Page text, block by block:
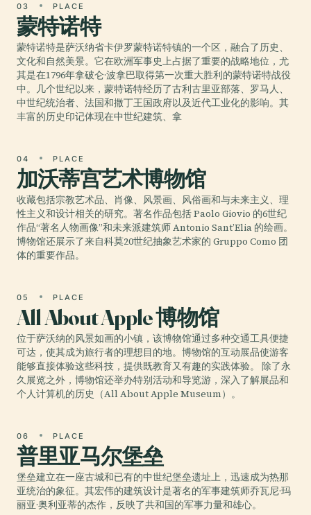
03 PLACE
蒙特诺特
蒙特诺特是萨沃纳省卡伊罗蒙特诺特镇的一个区，融合了历史、
文化和自然美景。它在欧洲军事史上占据了重要的战略地位，尤
其是在1796年拿破仑·波拿巴取得第一次重大胜利的蒙特诺特战役
中。几个世纪以来，蒙特诺特经历了古利古里亚部落、罗马人、
中世纪统治者、法国和撒丁王国政府以及近代工业化的影响。其
丰富的历史印记体现在中世纪建筑、拿
04 PLACE
加沃蒂宫艺术博物馆
收藏包括宗教艺术品、肖像、风景画、风俗画和与未来主义、理
性主义和设计相关的研究。著名作品包括 Paolo Giovio 的6世纪
作品“著名人物画像”和未来派建筑师 Antonio Sant’Elia 的绘画。
博物馆还展示了来自科莫20世纪抽象艺术家的 Gruppo Como 团
体的重要作品。
05 PLACE
All About Apple 博物馆
位于萨沃纳的风景如画的小镇，该博物馆通过多种交通工具便捷
可达，使其成为旅行者的理想目的地。博物馆的互动展品使游客
能够直接体验这些科技，提供既教育又有趣的实践体验。 除了永
久展览之外，博物馆还举办特别活动和导览游，深入了解展品和
个人计算机的历史（All About Apple Museum）。
06 PLACE
普里亚马尔堡垒
堡垒建立在一座古城和已有的中世纪堡垒遗址上，迅速成为热那
亚统治的象征。其宏伟的建筑设计是著名的军事建筑师乔瓦尼·玛
丽亚·奥利亚蒂的杰作，反映了共和国的军事力量和雄心。